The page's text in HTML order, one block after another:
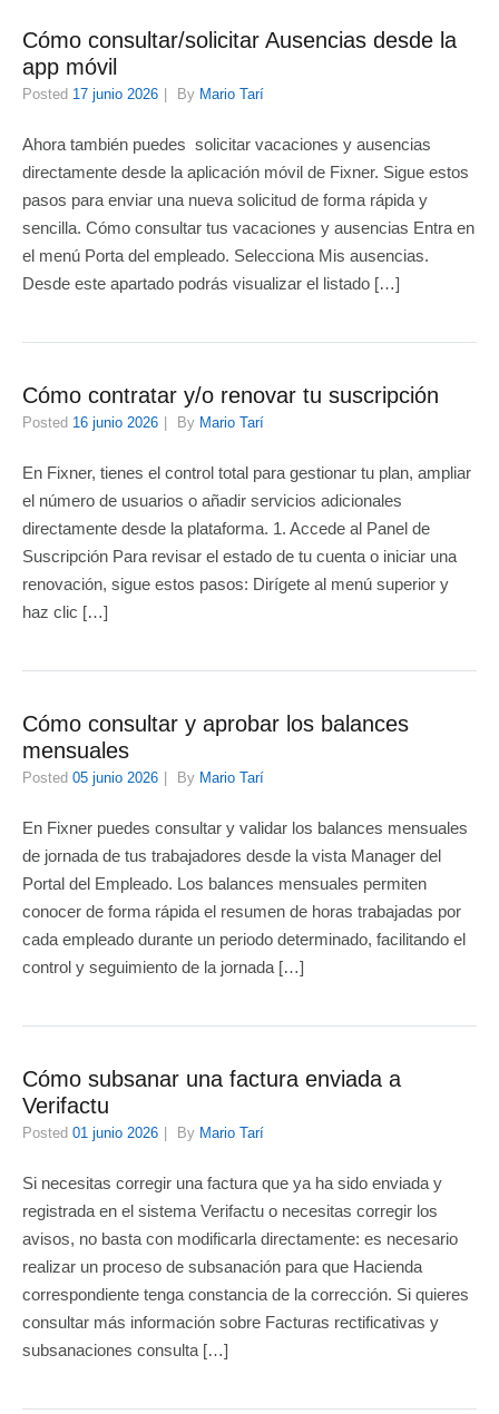
Cómo consultar/solicitar Ausencias desde la
app móvil
Posted 17 junio 2026 By Mario Tarí
Ahora también puedes solicitar vacaciones y ausencias
directamente desde la aplicación móvil de Fixner. Sigue estos
pasos para enviar una nueva solicitud de forma rápida y
sencilla. Cómo consultar tus vacaciones y ausencias Entra en
el menú Porta del empleado. Selecciona Mis ausencias.
Desde este apartado podrás visualizar el listado […]
Cómo contratar y/o renovar tu suscripción
Posted 16 junio 2026 By Mario Tarí
En Fixner, tienes el control total para gestionar tu plan, ampliar
el número de usuarios o añadir servicios adicionales
directamente desde la plataforma. 1. Accede al Panel de
Suscripción Para revisar el estado de tu cuenta o iniciar una
renovación, sigue estos pasos: Dirígete al menú superior y
haz clic […]
Cómo consultar y aprobar los balances
mensuales
Posted 05 junio 2026 By Mario Tarí
En Fixner puedes consultar y validar los balances mensuales
de jornada de tus trabajadores desde la vista Manager del
Portal del Empleado. Los balances mensuales permiten
conocer de forma rápida el resumen de horas trabajadas por
cada empleado durante un periodo determinado, facilitando el
control y seguimiento de la jornada […]
Cómo subsanar una factura enviada a
Verifactu
Posted 01 junio 2026 By Mario Tarí
Si necesitas corregir una factura que ya ha sido enviada y
registrada en el sistema Verifactu o necesitas corregir los
avisos, no basta con modificarla directamente: es necesario
realizar un proceso de subsanación para que Hacienda
correspondiente tenga constancia de la corrección. Si quieres
consultar más información sobre Facturas rectificativas y
subsanaciones consulta […]